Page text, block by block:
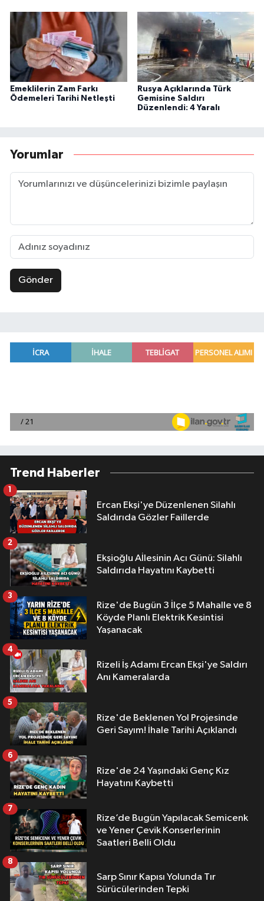
Emeklilerin Zam Farkı
Ödemeleri Tarihi Netleşti
Rusya Açıklarında Türk
Gemisine Saldırı
Düzenlendi: 4 Yaralı
Yorumlar
Gönder
Trend Haberler
Ercan Ekşi'ye Düzenlenen Silahlı
Saldırıda Gözler Faillerde
1
Ekşioğlu Aİlesinin Acı Günü: Silahlı
Saldırıda Hayatını Kaybetti
2
Rize'de Bugün 3 İlçe 5 Mahalle ve 8
Köyde Planlı Elektrik Kesintisi
Yaşanacak
3
Rizeli İş Adamı Ercan Ekşi'ye Saldırı
Anı Kameralarda
4
Rize'de Beklenen Yol Projesinde
Geri Sayım! İhale Tarihi Açıklandı
5
Rize'de 24 Yaşındaki Genç Kız
Hayatını Kaybetti
6
Rize’de Bugün Yapılacak Semicenk
ve Yener Çevik Konserlerinin
Saatleri Belli Oldu
7
Sarp Sınır Kapısı Yolunda Tır
Sürücülerinden Tepki
8